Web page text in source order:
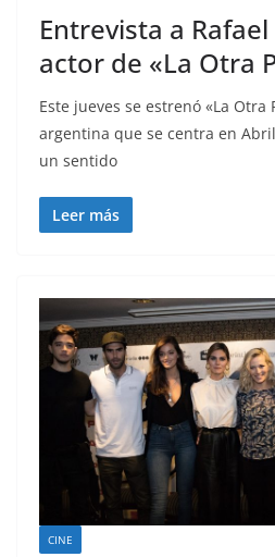
Entrevista a
actor de «La Otra
Este jueves se estrenó «La Otra
argentina que se centra en
un sentido
Leer más
CINE